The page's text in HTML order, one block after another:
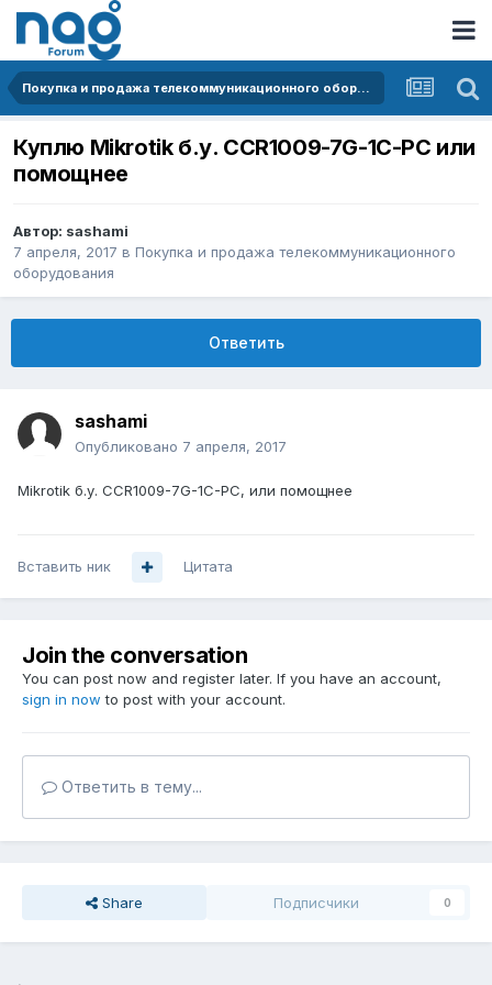
Покупка и продажа телекоммуникационного оборудования
Куплю Mikrotik б.у. CCR1009-7G-1C-PC или
помощнее
Автор: sashami
7 апреля, 2017 в Покупка и продажа телекоммуникационного
оборудования
Ответить
sashami
Опубликовано 7 апреля, 2017
Mikrotik б.у. CCR1009-7G-1C-PC, или помощнее
Вставить ник Цитата
Join the conversation
You can post now and register later. If you have an account,
sign in now to post with your account.
Ответить в тему...
Share Подписчики 0